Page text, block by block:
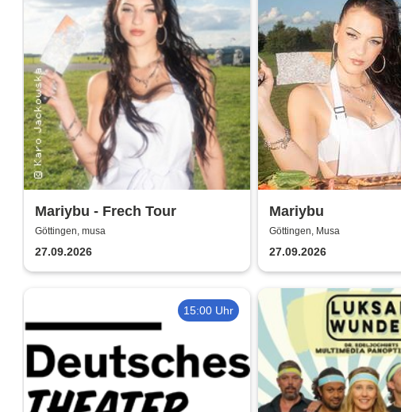
Mariybu - Frech Tour
Göttingen, musa
27.09.2026
Mariybu
Göttingen, Musa
27.09.2026
15:00 Uhr